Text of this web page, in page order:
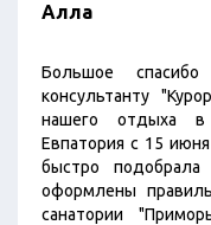
Алла
Большое
консультанту
нашего отдыха в
Евпатория с 15
быстро
оформлены
санатории